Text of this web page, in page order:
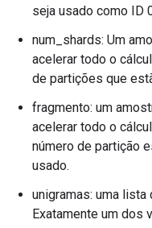
seja usado como ID
num_shards: Um
acelerar todo o
de partições que
fragmento: um
acelerar todo o
número de partição
usado.
unigramas: uma
Exatamente um dos